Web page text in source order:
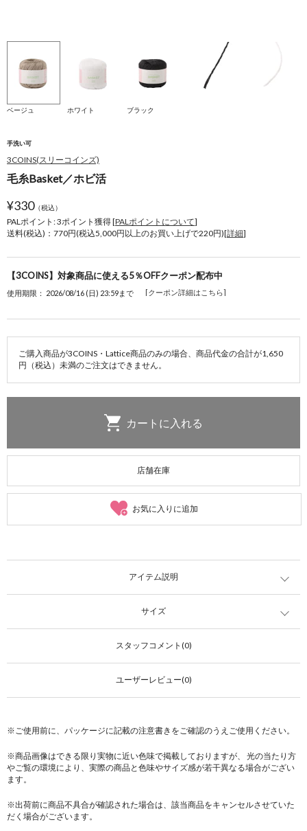
ベージュ ホワイト ブラック
手洗い可
3COINS(スリーコインズ)
毛糸Basket／ホビ活
¥330（税込）
PALポイント: 3ポイント獲得 [PALポイントについて]
送料(税込)：770円(税込5,000円以上のお買い上げで220円)[詳細]
【3COINS】対象商品に使える5％OFFクーポン配布中
使用期限： 2026/08/16 (日) 23:59まで [クーポン詳細はこちら]
ご購入商品が3COINS・Lattice商品のみの場合、商品代金の合計が1,650
円（税込）未満のご注文はできません。
店舗在庫
お気に入りに追加
アイテム説明
サイズ
スタッフコメント(0)
ユーザーレビュー(0)
※ご使用前に、パッケージに記載の注意書きをご確認のうえご使用ください。
※商品画像はできる限り実物に近い色味で掲載しておりますが、 光の当たり方
やご覧の環境により、実際の商品と色味やサイズ感が若干異なる場合がござい
ます。
※出荷前に商品不具合が確認された場合は、該当商品をキャンセルさせていた
だく場合がございます。